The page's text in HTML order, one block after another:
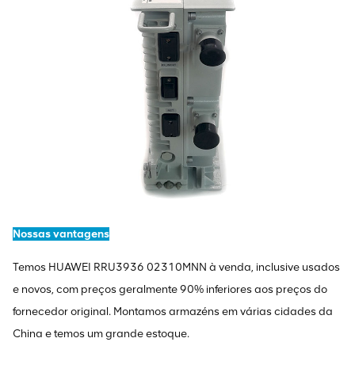
Nossas vantagens
Temos HUAWEI RRU3936 02310MNN à venda, inclusive usados ​​
e novos, com preços geralmente 90% inferiores aos preços do
fornecedor original. Montamos armazéns em várias cidades da
China e temos um grande estoque.